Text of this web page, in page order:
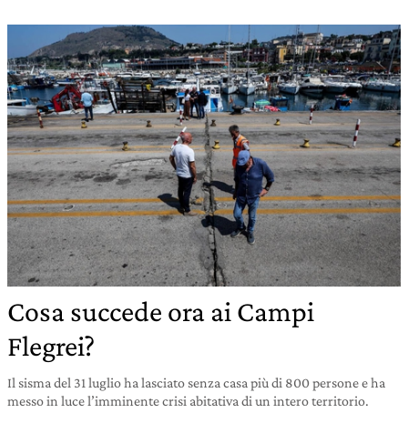
Cosa succede ora ai Campi
Flegrei?
Il sisma del 31 luglio ha lasciato senza casa più di 800 persone e ha
messo in luce l’imminente crisi abitativa di un intero territorio.